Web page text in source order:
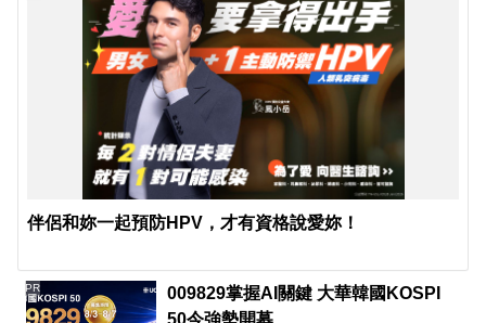
伴侶和妳一起預防HPV，才有資格說愛妳！
009829掌握AI關鍵 大華韓國KOSPI
PR